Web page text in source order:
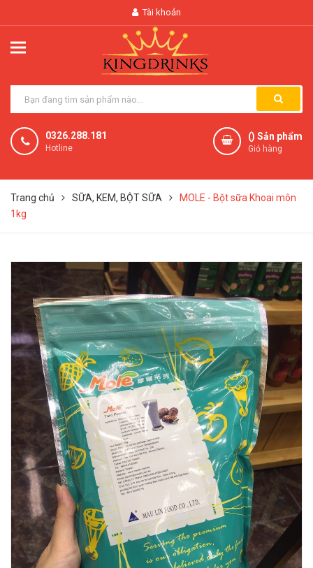
Tài khoản
0326.288.181
Hotline
() Sản phẩm
Giỏ hàng
Trang chủ SỮA, KEM, BỘT SỮA
MOLE - Bột sữa Khoai môn
1kg